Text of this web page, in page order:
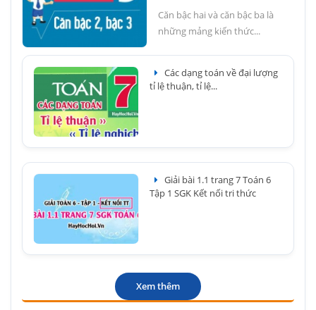
Căn bậc hai và căn bậc ba là
những mảng kiến thức...
Các dạng toán về đại lượng
tỉ lệ thuận, tỉ lệ...
Giải bài 1.1 trang 7 Toán 6
Tập 1 SGK Kết nối tri thức
Xem thêm